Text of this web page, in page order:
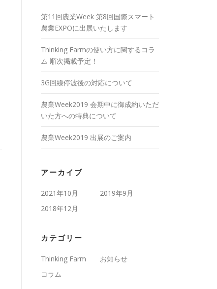
第11回農業Week 第8回国際スマート
農業EXPOに出展いたします
Thinking Farmの使い方に関するコラ
ム 順次掲載予定！
3G回線停波後の対応について
農業Week2019 会期中に御成約いただ
いた方への特典について
農業Week2019 出展のご案内
アーカイブ
2021年10月
2019年9月
2018年12月
カテゴリー
Thinking Farm
お知らせ
コラム